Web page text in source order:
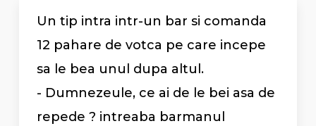
Un tip intra intr-un bar si comanda
12 pahare de votca pe care incepe
sa le bea unul dupa altul.
- Dumnezeule, ce ai de le bei asa de
repede ? intreaba barmanul